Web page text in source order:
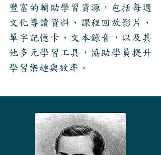
豐富的輔助學習資源，包括每週
文化導讀資料、課程回放影片、
單字記憶卡、文本錄音，以及其
他多元學習工具，協助學員提升
學習樂趣與效率。